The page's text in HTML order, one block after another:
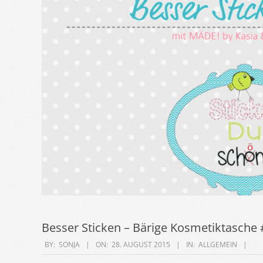
Besser Sticken – Bärige Kosmetiktasche
2015-
BY: SONJA ON: 28. AUGUST 2015 IN: ALLGEMEIN